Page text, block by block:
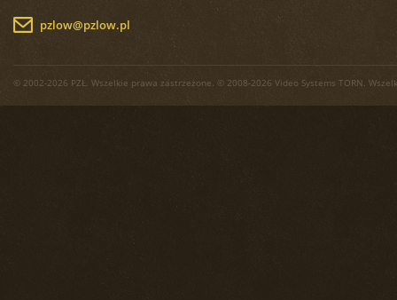
pzlow@pzlow.pl
© 2002-2026 PZŁ. Wszelkie prawa zastrzeżone. © 2008-2026 Video Systems TORN.